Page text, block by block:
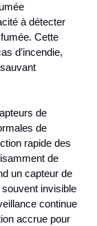
à détecter
Cette
d’incendie,
de
de
rapide des
de
un capteur de
invisible
continue
accrue pour